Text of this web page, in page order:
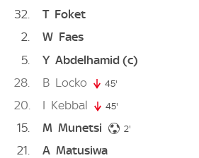
32
T Foket
2
W Faes
5
Y Abdelhamid (c)
28
B Locko 45'
20 I Kebbal 45'
15 M Munetsi 2'
21 A Matusiwa